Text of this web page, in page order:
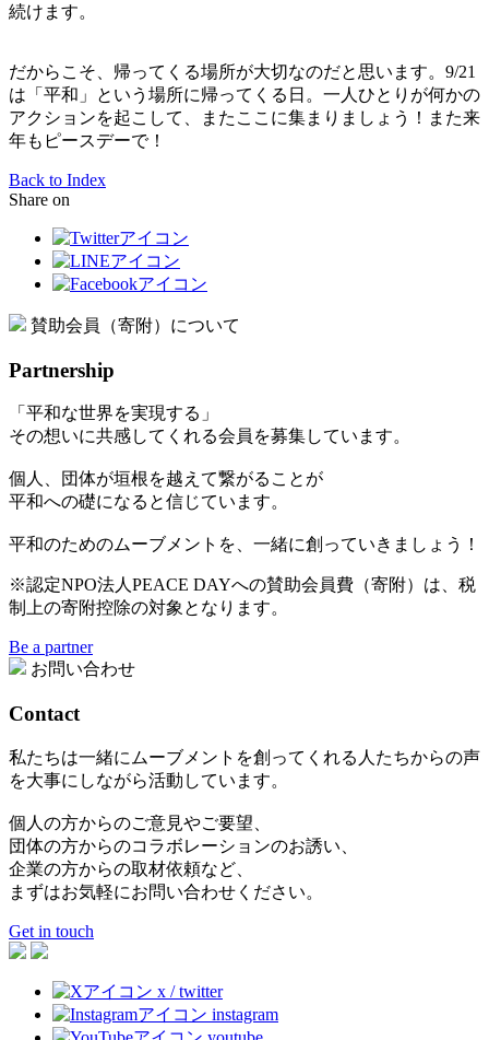
続けます。
だからこそ、帰ってくる場所が大切なのだと思います。9/21
は「平和」という場所に帰ってくる日。一人ひとりが何かの
アクションを起こして、またここに集まりましょう！また来
年もピースデーで！
Back to Index
Share on
賛助会員（寄附）について
Partnership
「平和な世界を実現する」
その想いに共感してくれる会員を募集しています。
個人、団体が垣根を越えて繋がることが
平和への礎になると信じています。
平和のためのムーブメントを、一緒に創っていきましょう！
※認定NPO法人PEACE DAYへの賛助会員費（寄附）は、税
制上の寄附控除の対象となります。
Be a partner
お問い合わせ
Contact
私たちは一緒にムーブメントを創ってくれる人たちからの声
を大事にしながら活動しています。
個人の方からのご意見やご要望、
団体の方からのコラボレーションのお誘い、
企業の方からの取材依頼など、
まずはお気軽にお問い合わせください。
Get in touch
x / twitter
instagram